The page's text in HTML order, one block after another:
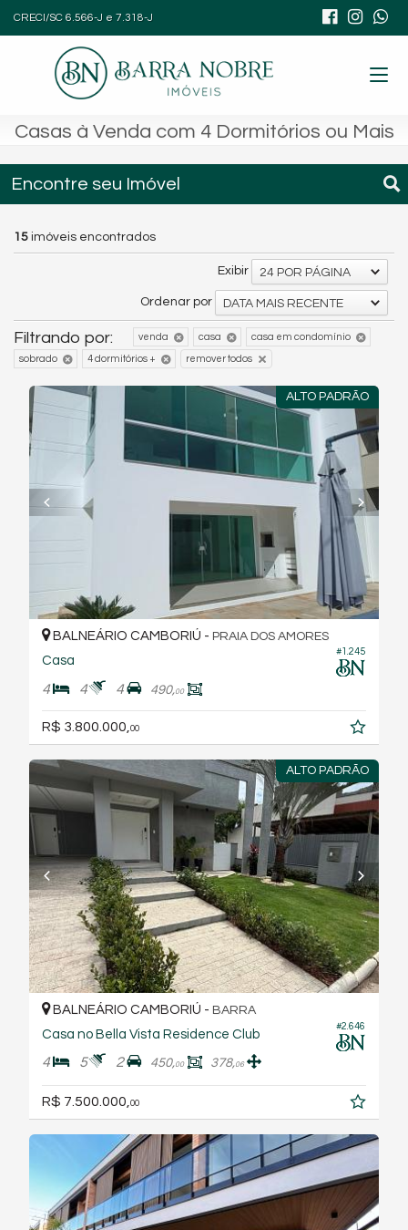
CRECI/SC 6.566-J e 7.318-J
Casas à Venda com 4 Dormitórios ou Mais
Encontre seu Imóvel
15 imóveis encontrados
Exibir 24 POR PÁGINA
Ordenar por DATA MAIS RECENTE
Filtrando por: venda casa casa em condomínio
sobrado 4 dormitórios + remover todos
ALTO PADRÃO
#1.245
BALNEÁRIO CAMBORIÚ - PRAIA DOS AMORES
Casa
4 4 4 490,00
R$ 3.800.000, 00
ALTO PADRÃO
#2.646
BALNEÁRIO CAMBORIÚ - BARRA
Casa no Bella Vista Residence Club
4 5 2 450,00 378,06
R$ 7.500.000,00